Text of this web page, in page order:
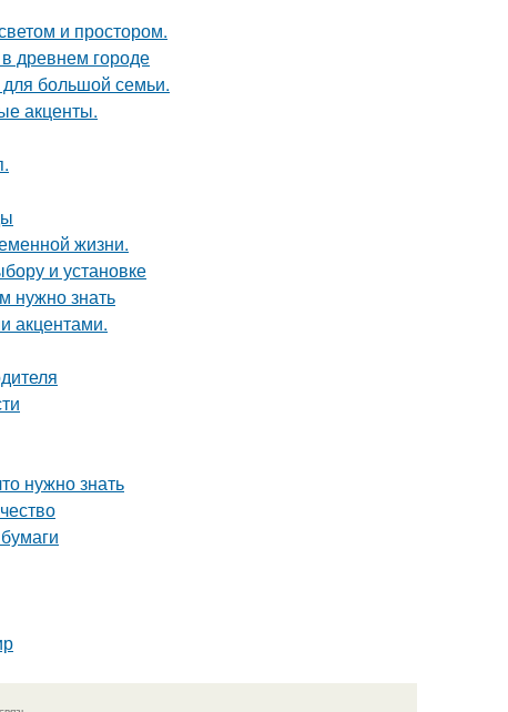
и простором.
древнем городе
для большой семьи.
акценты.
жизни.
и установке
нужно знать
акцентами.
нужно знать